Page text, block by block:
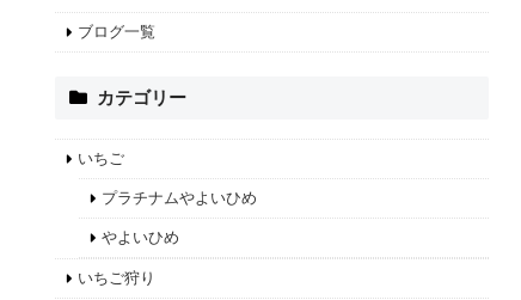
ブログ一覧
カテゴリー
いちご
プラチナムやよいひめ
やよいひめ
いちご狩り